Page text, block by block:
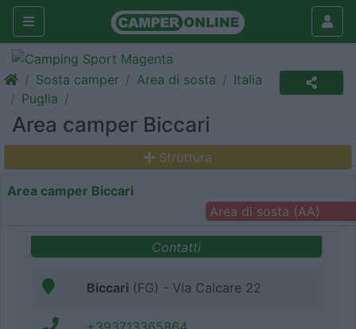
Sosta camper Area di sosta
Italia
Puglia
Area camper Biccari
Struttura
Area camper Biccari
Area di sosta (AA)
Contatti
Biccari (FG) - Via Calcare 22